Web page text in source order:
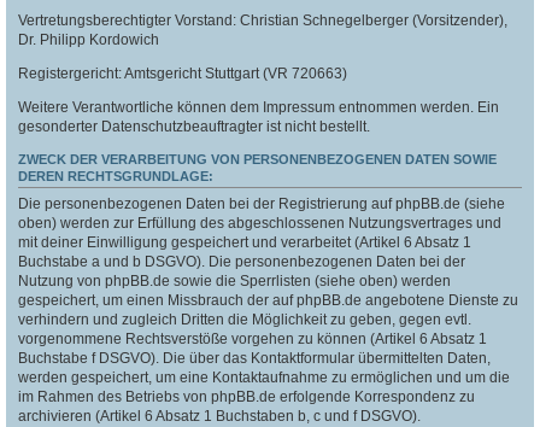
Vertretungsberechtigter Vorstand: Christian Schnegelberger (Vorsitzender),
Dr. Philipp Kordowich
Registergericht: Amtsgericht Stuttgart (VR 720663)
Weitere Verantwortliche können dem Impressum entnommen werden. Ein
gesonderter Datenschutzbeauftragter ist nicht bestellt.
ZWECK DER VERARBEITUNG VON PERSONENBEZOGENEN DATEN SOWIE
DEREN RECHTSGRUNDLAGE:
Die personenbezogenen Daten bei der Registrierung auf phpBB.de (siehe
oben) werden zur Erfüllung des abgeschlossenen Nutzungsvertrages und
mit deiner Einwilligung gespeichert und verarbeitet (Artikel 6 Absatz 1
Buchstabe a und b DSGVO). Die personenbezogenen Daten bei der
Nutzung von phpBB.de sowie die Sperrlisten (siehe oben) werden
gespeichert, um einen Missbrauch der auf phpBB.de angebotene Dienste zu
verhindern und zugleich Dritten die Möglichkeit zu geben, gegen evtl.
vorgenommene Rechtsverstöße vorgehen zu können (Artikel 6 Absatz 1
Buchstabe f DSGVO). Die über das Kontaktformular übermittelten Daten,
werden gespeichert, um eine Kontaktaufnahme zu ermöglichen und um die
im Rahmen des Betriebs von phpBB.de erfolgende Korrespondenz zu
archivieren (Artikel 6 Absatz 1 Buchstaben b, c und f DSGVO).